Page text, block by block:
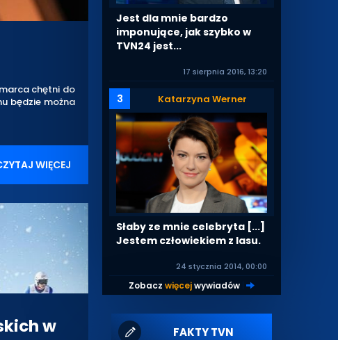
chętni do
będzie można
WIĘCEJ
w
Jest dla mnie bardzo
imponujące, jak szybko w
TVN24 jest...
17 sierpnia 2016, 13:20
3 Katarzyna Werner
Słaby ze mnie celebryta [...]
Jestem człowiekiem z lasu.
24 stycznia 2014, 00:00
Zobaczwięcejwywiadów |
FAKTY TVN